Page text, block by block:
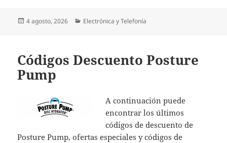
Publicado
4 agosto, 2026 Categorías
Electrónica y Telefonía
Códigos Descuento Posture
Pump
A continuación puede
encontrar los últimos
códigos de descuento de
Posture Pump, ofertas especiales y códigos de